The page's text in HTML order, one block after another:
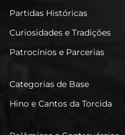
Partidas Históricas
Curiosidades e Tradições
Patrocínios e Parcerias
Categorias de Base
Hino e Cantos da Torcida